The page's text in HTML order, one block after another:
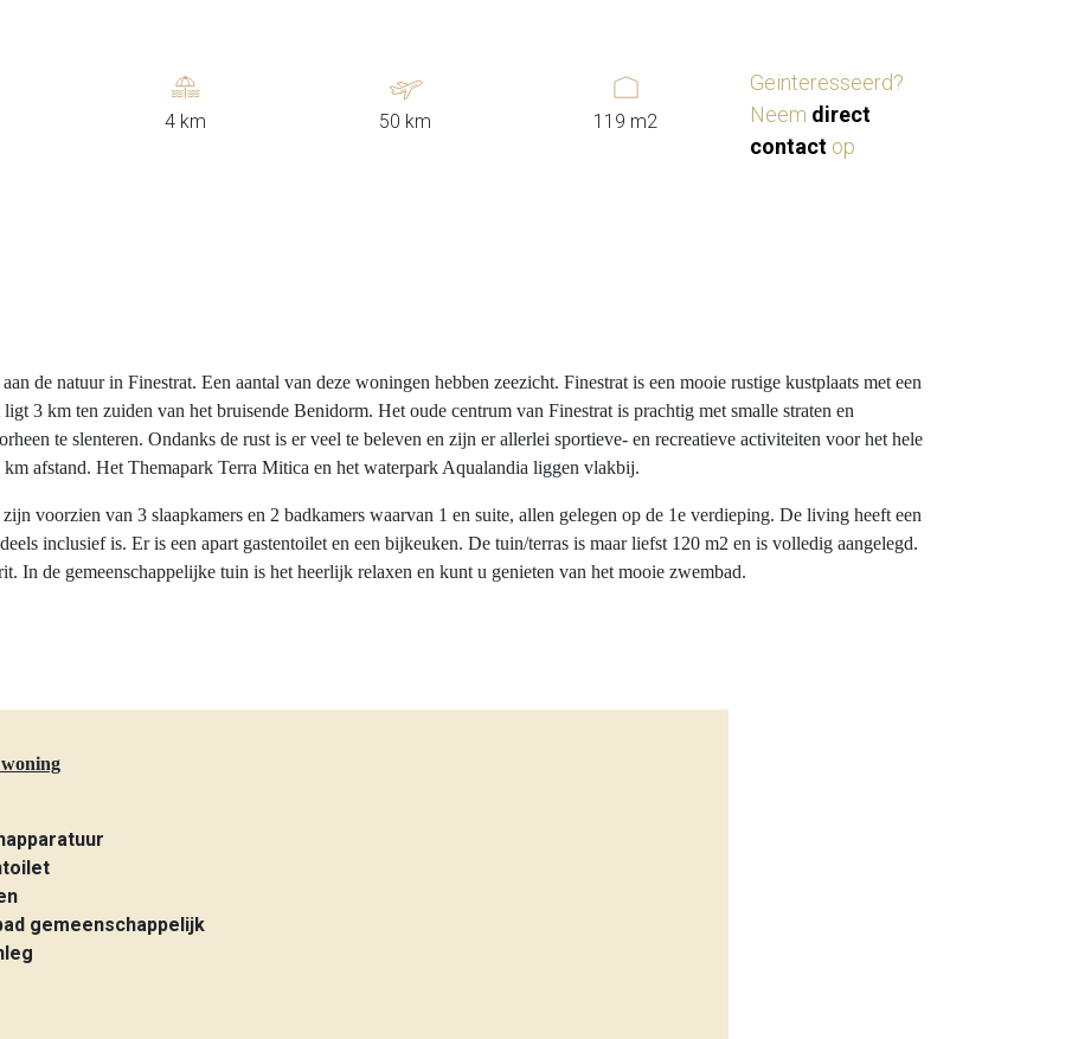
4 km 50 km 119 m2
Geinteresseerd?
Neem direct
contact op
de natuur in Finestrat. Een aantal van deze woningen hebben zeezicht. Finestrat is een mooie rustige kustplaats met een
3 km ten zuiden van het bruisende Benidorm. Het oude centrum van Finestrat is prachtig met smalle straten en
te slenteren. Ondanks de rust is er veel te beleven en zijn er allerlei sportieve- en recreatieve activiteiten voor het hele
afstand. Het Themapark Terra Mitica en het waterpark Aqualandia liggen vlakbij.
voorzien van 3 slaapkamers en 2 badkamers waarvan 1 en suite, allen gelegen op de 1e verdieping. De living heeft een
inclusief is. Er is een apart gastentoilet en een bijkeuken. De tuin/terras is maar liefst 120 m2 en is volledig aangelegd.
In de gemeenschappelijke tuin is het heerlijk relaxen en kunt u genieten van het mooie zwembad.
gemeenschappelijk